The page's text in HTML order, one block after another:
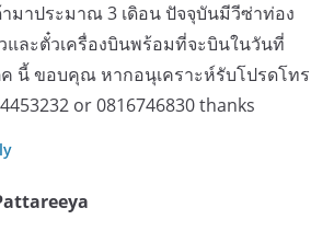
มาประมาณ 3 เดิอน ปัจจุบันมีวีซ่าท่อง
และตั๋วเครื่องบินพร้อมที่จะบินในวันที่
นี้ ขอบคุณ หากอนุเคราะห์รับโปรดโทร
or 0816746830 thanks